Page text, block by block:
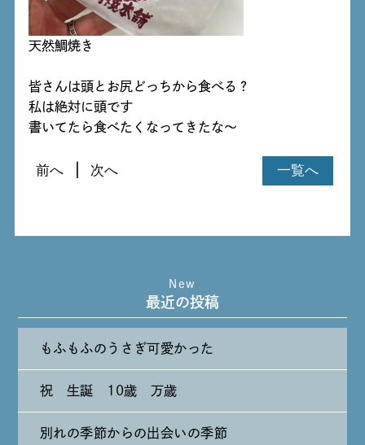
天然鯛焼き
皆さんは頭とお尻どっちから食べる？
私は絶対に頭です
書いてたら食べたくなってきたな～
一覧へ
前へ 次へ
New
最近の投稿
もふもふのうさぎ可愛かった
祝 生誕 10歳 万歳
別れの季節からの出会いの季節